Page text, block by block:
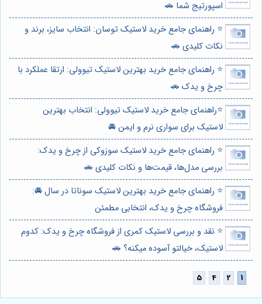
اسپورتیج شما 🚗
⭐️ راهنمای جامع خرید لاستیک توسان: انتخاب سایز، برند و
نکات کلیدی 🚗
⭐️ راهنمای جامع خرید بهترین لاستیک تیوولی: ارتقا عملکرد با
چرخ و یدک 🚗
⭐️راهنمای جامع خرید لاستیک تیوولی: انتخاب بهترین
لاستیک برای سواری نرم و ایمن 🚘
⭐️ راهنمای جامع خرید لاستیک سوزوکی از چرخ و یدک:
بررسی مدل‌ها، قیمت‌ها و نکات کلیدی 🚗
⭐️ راهنمای جامع خرید بهترین لاستیک سوناتا در سال 🚘:
فروشگاه چرخ و یدک، انتخابی مطمئن
⭐️ نقد و بررسی لاستیک کمری از فروشگاه چرخ و یدک: کدوم
لاستیک، خیالتو آسوده میکنه؟ 🚗